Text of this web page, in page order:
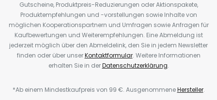
Gutscheine, Produktpreis-Reduzierungen oder Aktionspakete,
Produktempfehlungen und -vorstellungen sowie Inhalte von
möglichen Kooperationspartnern und Umfragen sowie Anfragen für
Kaufbewertungen und Weiterempfehlungen. Eine Abmeldung ist
jederzeit möglich über den Abmeldelink, den Sie in jedem Newsletter
finden oder über unserKontaktformular. Weitere Informationen
erhalten Sie in derDatenschutzerklärung.
*Ab einem Mindestkaufpreis von 99 €. AusgenommeneHersteller.